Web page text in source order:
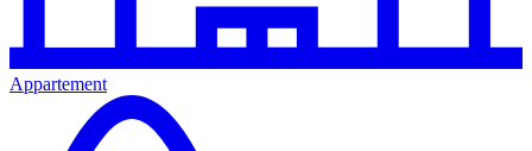
Appartement